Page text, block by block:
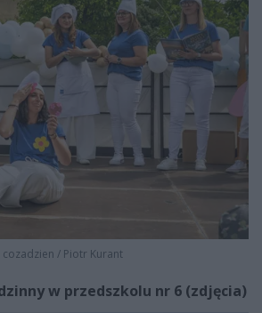
cozadzien / Piotr Kurant
w przedszkolu nr 6 (zdjęcia)